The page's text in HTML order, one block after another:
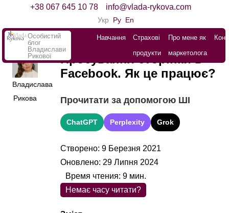
+38 067 645 10 78 info@vlada-rykova.com
Укр Ру En
Особистий
блог
Владислави
Рикової
Навчання
Страхові
продукти
Про мене як
маркетолога
Владислава
Рикова
Просування сторінки в
Facebook. Як це працює?
Прочитати за допомогою ШІ
ChatGPT Perplexity Grok
Створено: 9 Березня 2021
Оновлено: 29 Липня 2024
Немає часу читати?
Время чтения:9 мин.